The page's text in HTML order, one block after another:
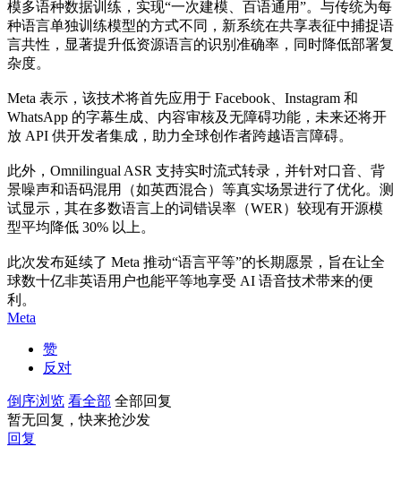
模多语种数据训练，实现“一次建模、百语通用”。与传统为每
种语言单独训练模型的方式不同，新系统在共享表征中捕捉语
言共性，显著提升低资源语言的识别准确率，同时降低部署复
杂度。
Meta 表示，该技术将首先应用于 Facebook、Instagram 和
WhatsApp 的字幕生成、内容审核及无障碍功能，未来还将开
放 API 供开发者集成，助力全球创作者跨越语言障碍。
此外，Omnilingual ASR 支持实时流式转录，并针对口音、背
景噪声和语码混用（如英西混合）等真实场景进行了优化。测
试显示，其在多数语言上的词错误率（WER）较现有开源模
型平均降低 30% 以上。
此次发布延续了 Meta 推动“语言平等”的长期愿景，旨在让全
球数十亿非英语用户也能平等地享受 AI 语音技术带来的便
利。
Meta
赞
反对
倒序浏览 看全部 全部回复
暂无回复，快来抢沙发
回复